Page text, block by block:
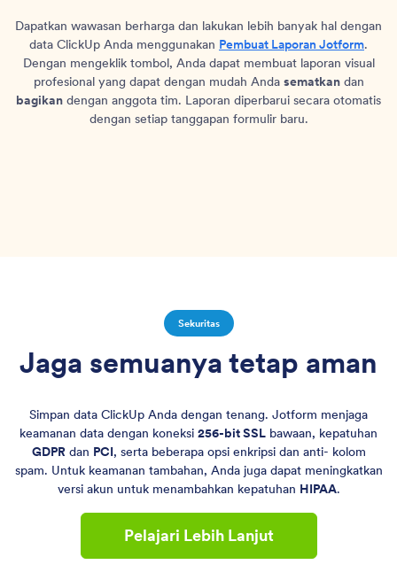
Dapatkan wawasan berharga dan lakukan lebih banyak hal dengan
data ClickUp Anda menggunakan Pembuat Laporan Jotform.
Dengan mengeklik tombol, Anda dapat membuat laporan visual
profesional yang dapat dengan mudah Anda sematkandan
bagikan dengan anggota tim. Laporan diperbarui secara otomatis
dengan setiap tanggapan formulir baru.
Sekuritas
Jaga semuanya tetap aman
Simpan data ClickUp Anda dengan tenang. Jotform menjaga
keamanan data dengan koneksi 256-bit SSL bawaan, kepatuhan
GDPRdan PCI, serta beberapa opsi enkripsi dan anti- kolom
spam. Untuk keamanan tambahan, Anda juga dapat meningkatkan
versi akun untuk menambahkan kepatuhan HIPAA.
Pelajari Lebih Lanjut